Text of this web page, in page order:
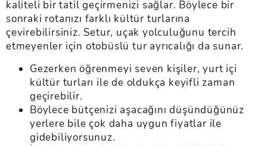
kaliteli bir tatil geçirmenizi sağlar. Böylece bir
sonraki rotanızı farklı kültür turlarına
çevirebilirsiniz. Setur, uçak yolculuğunu tercih
etmeyenler için otobüslü tur ayrıcalığı da sunar.
Gezerken öğrenmeyi seven kişiler, yurt içi
kültür turları ile de oldukça keyifli zaman
geçirebilir.
Böylece bütçenizi aşacağını düşündüğünüz
yerlere bile çok daha uygun fiyatlar ile
gidebiliyorsunuz.